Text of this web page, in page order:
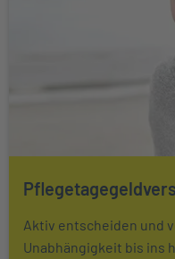
Aktiv entscheiden und
Unabhängigkeit bis ins
Mehr über Das könnte